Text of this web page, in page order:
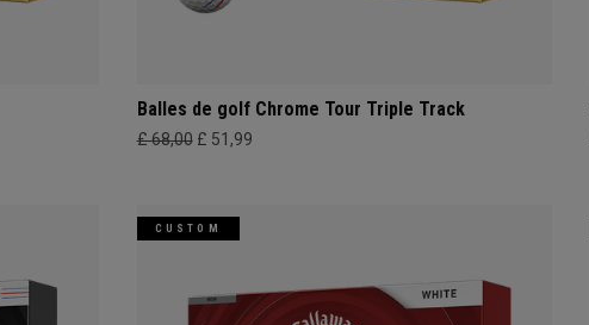
Balles de golf Chrome Tour Triple Track
£ 68,00 £ 51,99
CUSTOM